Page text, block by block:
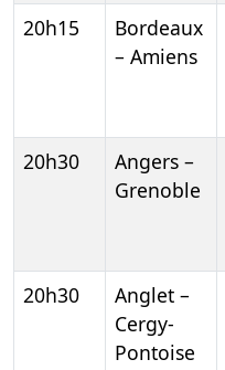
20h15
Bordeaux
– Amiens
20h30
Angers –
Grenoble
20h30
Anglet –
Cergy-
Pontoise